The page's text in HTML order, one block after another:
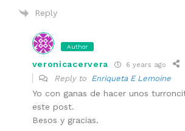
Reply
Author
veronicacervera 6 years ago
Reply to Enriqueta E Lemoine
Yo con ganas de hacer unos
este post.
Besos y gracias.